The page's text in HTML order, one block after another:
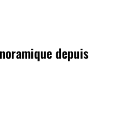
depuis